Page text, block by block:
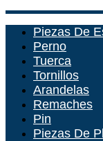
Piezas De
Perno
Tuerca
Tornillos
Arandelas
Remaches
Pin
Piezas De